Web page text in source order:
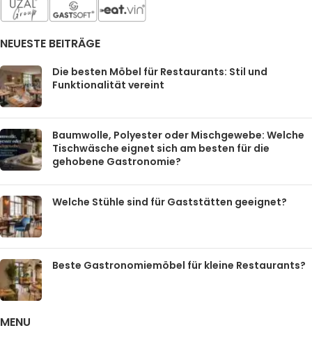
NEUESTE BEITRÄGE
Die besten Möbel für Restaurants: Stil und
Funktionalität vereint
Baumwolle, Polyester oder Mischgewebe: Welche
Tischwäsche eignet sich am besten für die
gehobene Gastronomie?
Welche Stühle sind für Gaststätten geeignet?
Beste Gastronomiemöbel für kleine Restaurants?
MENU